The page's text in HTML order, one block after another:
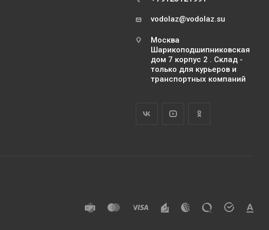
vodolaz@vodolaz.su
Москва
Шарикоподшипниковская
дом 7 корпус 2 . Склад -
только для курьеров и
транспортных компаний